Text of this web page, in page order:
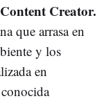
Creator.
que arrasa en
y los
en